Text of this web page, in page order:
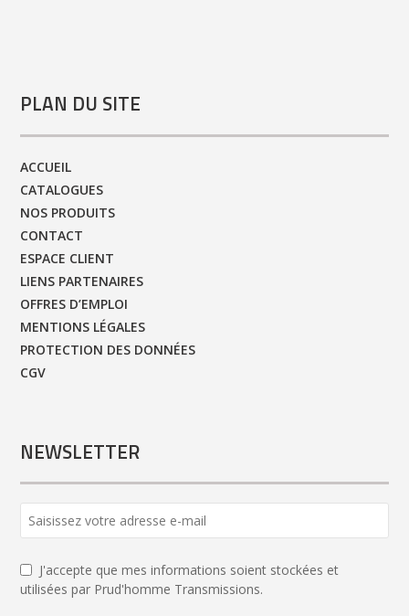
PLAN DU SITE
ACCUEIL
CATALOGUES
NOS PRODUITS
CONTACT
ESPACE CLIENT
LIENS PARTENAIRES
OFFRES D’EMPLOI
MENTIONS LÉGALES
PROTECTION DES DONNÉES
CGV
NEWSLETTER
J'accepte que mes informations soient stockées et
utilisées par Prud'homme Transmissions.